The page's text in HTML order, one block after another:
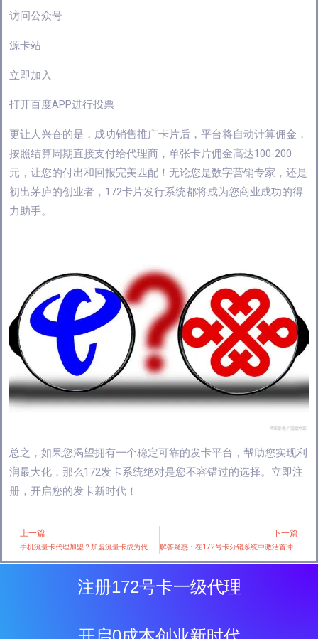
访问公众号
源卡站
立即加入
打开百度APP进行投票
更让人兴奋的是，成功销售推广卡片后，平台将自动计算佣金，
按照结算周期直接支付给代理商，单张卡片佣金高达100-200
元，让您的付出和回报完美匹配！无论您是数字营销专家，还是
初出茅庐的创业者，172卡片发行系统都将成为您商业成功的得
力助手。
总之，如果您渴望拥有一个稳定可靠的发卡平台，帮助您实现利
润最大化，那么172发卡系统绝对是您不容错过的选择。立即注
册，开启您的发卡新时代！
Prev
上一篇 下一篇
解答疑惑：在172号卡分销系统中激活首冲后为何后台显示未激活？
注册172号卡一级代理